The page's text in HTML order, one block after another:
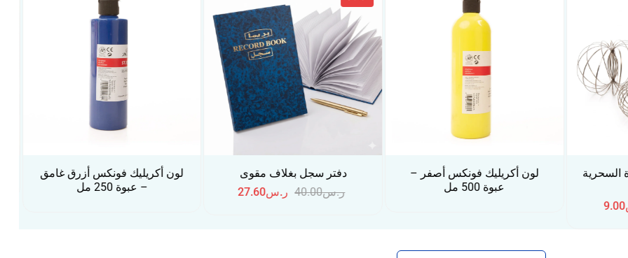
أصفر –
دفتر سجل بغلاف مقوى
ر.س40.00 ر.س
لون أكريليك فونكس أزرق غامق
– عبوة 250 مل
حقيبة متعددة الاستخدامات